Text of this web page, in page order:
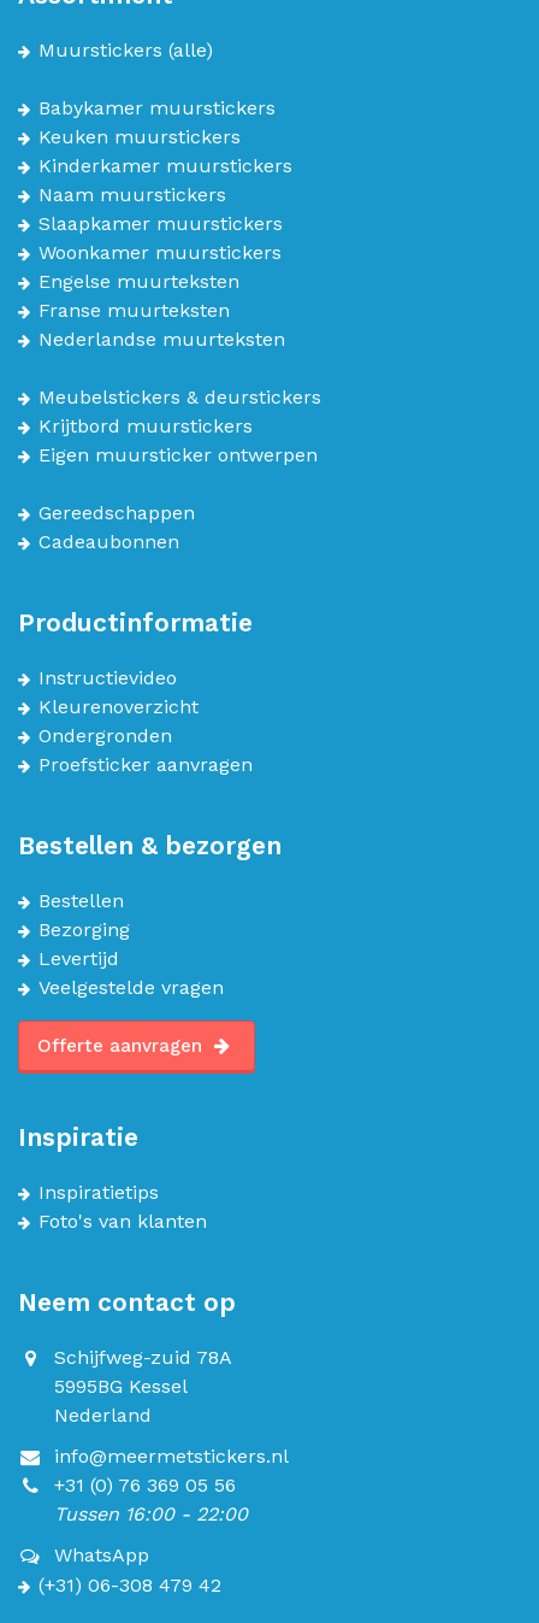
Muurstickers (alle)
Babykamer muurstickers
Keuken muurstickers
Kinderkamer muurstickers
Naam muurstickers
Slaapkamer muurstickers
Woonkamer muurstickers
Engelse muurteksten
Franse muurteksten
Nederlandse muurteksten
Meubelstickers & deurstickers
Krijtbord muurstickers
Eigen muursticker ontwerpen
Gereedschappen
Cadeaubonnen
Productinformatie
Instructievideo
Kleurenoverzicht
Ondergronden
Proefsticker aanvragen
Bestellen & bezorgen
Bestellen
Bezorging
Levertijd
Veelgestelde vragen
Offerte aanvragen
Inspiratie
Inspiratietips
Foto's van klanten
Neem contact op
Schijfweg-zuid 78A
5995BG Kessel
Nederland
info@meermetstickers.nl
+31 (0) 76 369 05 56
Tussen 16:00 - 22:00
WhatsApp
(+31) 06-308 479 42